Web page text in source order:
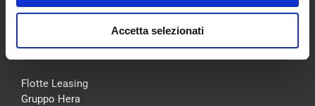
Accetta selezionati
COLLABORAZIONI
Flotte Leasing
Gruppo Hera